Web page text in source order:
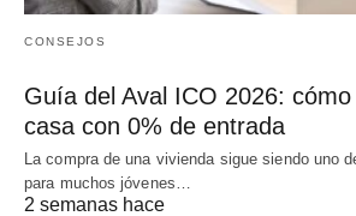
CONSEJOS
Guía del Aval ICO 2026:
casa con 0% de entrada
La compra de una vivienda sigue siendo uno
para muchos jóvenes…
2 semanas hace